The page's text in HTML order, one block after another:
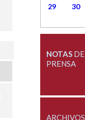
29 30
NOTASDE
PRENSA
ARCHIVOS